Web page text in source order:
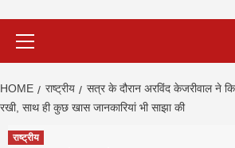
HOME राष्ट्रीय
सत्र के दौरान अरविंद केजरीवाल ने
रखी, साथ ही कुछ खास जानकारियां भी साझा की
राष्ट्रीय